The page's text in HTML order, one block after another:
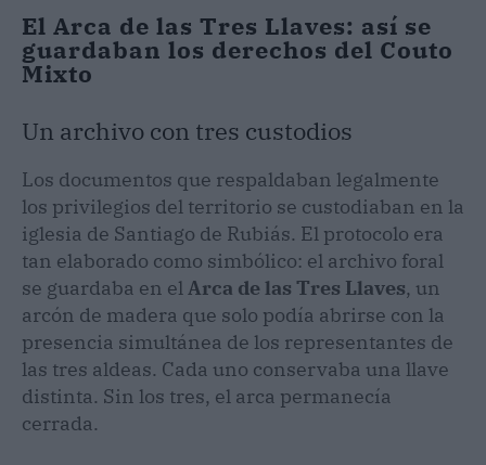
El Arca de las Tres Llaves: así se
guardaban los derechos del Couto
Mixto
Un archivo con tres custodios
Los documentos que respaldaban legalmente
los privilegios del territorio se custodiaban en la
iglesia de Santiago de Rubiás. El protocolo era
tan elaborado como simbólico: el archivo foral
se guardaba en elArca de las Tres Llaves, un
arcón de madera que solo podía abrirse con la
presencia simultánea de los representantes de
las tres aldeas. Cada uno conservaba una llave
distinta. Sin los tres, el arca permanecía
cerrada.